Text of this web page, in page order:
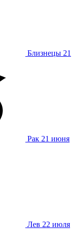
Близнецы 21
Рак 21 июня
Лев 22 июля